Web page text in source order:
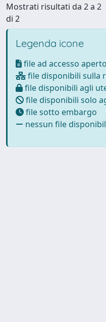
Mostrati risultati da 2 a 2
di 2
Legenda icone
file ad accesso aperto
file disponibili sulla
file disponibili agli
file disponibili solo
file sotto embargo
nessun file